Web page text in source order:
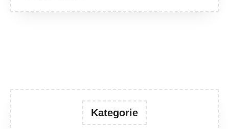
Kategorie